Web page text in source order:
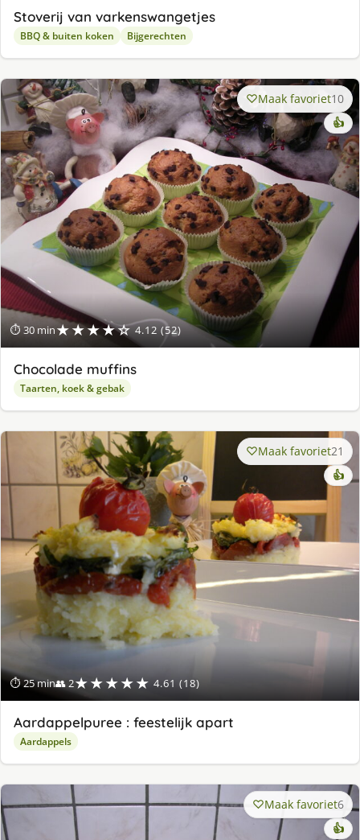
Stoverij van varkenswangetjes
BBQ & buiten koken Bijgerechten
⏱ 30 min★★★★☆ 4.12 (52)
Maak favoriet10
👍
Chocolade muffins
Taarten, koek & gebak
⏱ 25 min👥 2★★★★★ 4.61 (18)
Maak favoriet21
👍
Aardappelpuree : feestelijk apart
Aardappels
Maak favoriet6
👍